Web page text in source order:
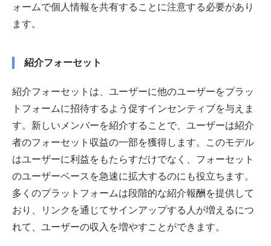
ォームで個人情報を共有することに注意する必要があり
ます。
紹介フォーセット
紹介フォーセットは、ユーザーに他のユーザーをプラッ
トフォームに招待するよう促すインセンティブを与えま
す。新しいメンバーを紹介することで、ユーザーは紹介
者のフォーセット収益の一部を獲得します。このモデル
はユーザーに利益をもたらすだけでなく、フォーセット
のユーザーベースを急速に拡大するのにも役立ちます。
多くのプラットフォームは段階的な紹介報酬を提供して
おり、リンクを通じてサインアップする人が増えるにつ
れて、ユーザーの収入を増やすことができます。